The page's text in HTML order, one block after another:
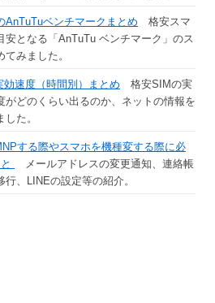
AnTuTuベンチマークまとめ 格安スマ
安となる「AnTuTu ベンチマーク」のス
てみました。
効速度（時間別）まとめ 格安SIMの実
がどのくらい出るのか、ネットの情報を
した。
する際やスマホを機種変する際に必
メールアドレスの変更通知、連絡帳
行、LINEの設定等の紹介。